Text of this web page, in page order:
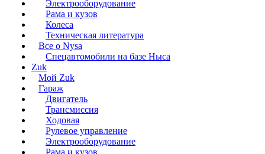
Электрооборудование
Рама и кузов
Колеса
Техническая литература
Все о Nysa
Спецавтомобили на базе Ныса
Zuk
Мой Zuk
Гараж
Двигатель
Трансмиссия
Ходовая
Рулевое управление
Электрооборудование
Рама и кузов